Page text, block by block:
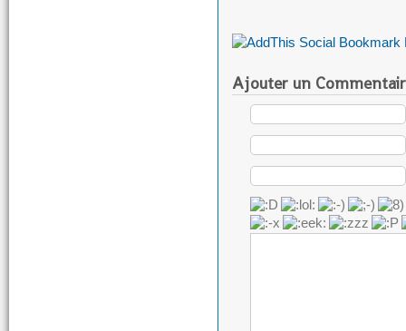
Ajouter un